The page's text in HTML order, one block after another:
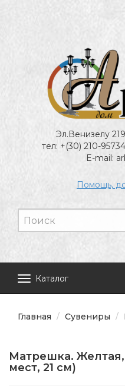
Эл.Венизелу
тел: +(30) 210-
E-mail:
Помощь,
Каталог
Главная Сувениры
Матрешка.
мест, 21 см)